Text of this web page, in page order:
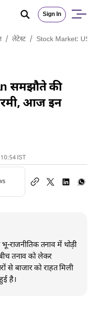
Sign In
/ लेटेस्ट / Stock Market: US-
समझौते की
आज इन
IST
राजनीतिक तनाव में थोड़ी
तनाव को लेकर
से बाजार को राहत मिली
है।